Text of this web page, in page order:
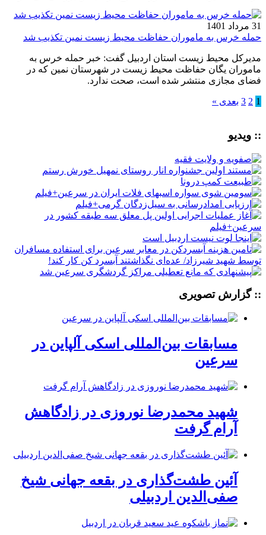
31 مرداد 1401
حمله خرس به ماموران حفاظت محیط زیست نمین تکذیب شد
مدیرکل محیط زیست استان اردبیل گفت: خبر حمله خرس به
ماموران یگان حفاظت محیط زیست در شهرستان نمین که در
فضای مجازی منتشر شده است، صحت ندارد.
1
2
3 بعدی »
:: ویدیو
:: گزارش تصویری
مسابقات بین‌المللی اسکی آلپاین در
سرعین
شهید محمدرضا نوروزی در زادگاهش
آرام گرفت
آئین طشت‌گذاری در بقعه جهانی شیخ
صفی‌الدین اردبیلی